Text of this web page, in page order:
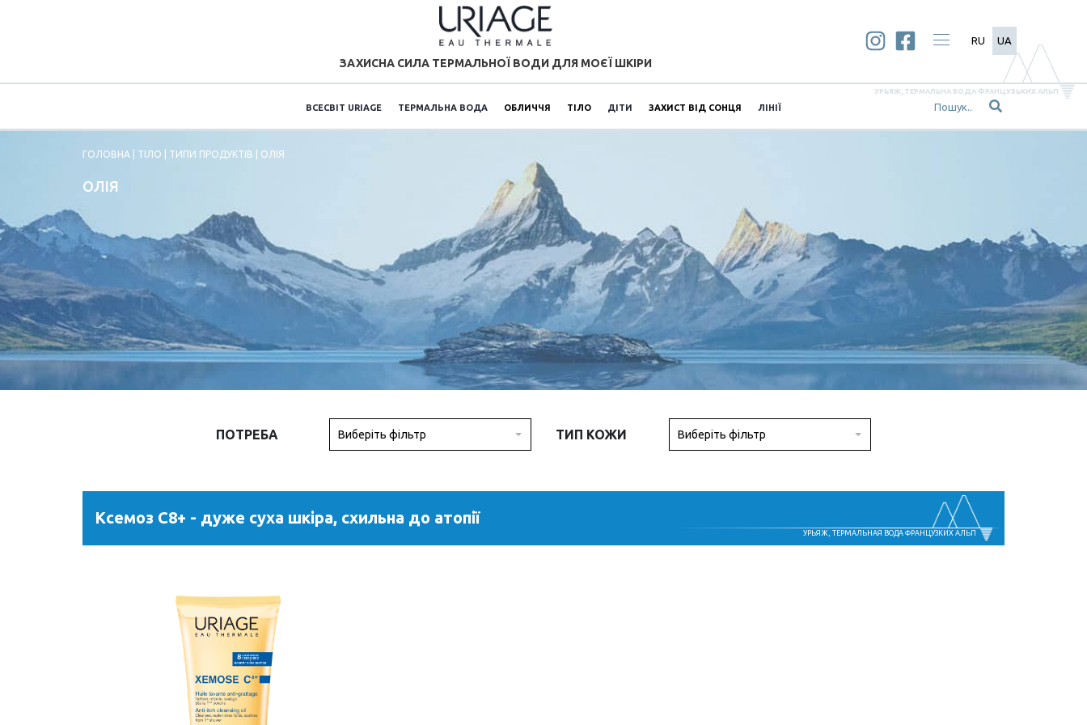
ЗАХИСНА СИЛА ТЕРМАЛЬНОЇ ВОДИ ДЛЯ МОЄЇ ШКІРИ
RU UA
УРЬЯЖ, ТЕРМАЛЬНА ВОДА ФРАНЦУЗЬКИХ АЛЬП
ВСЕСВІТ URIAGE ТЕРМАЛЬНА ВОДА ОБЛИЧЧЯ ТІЛО ДІТИ ЗАХИСТ ВІД СОНЦЯ ЛІНІЇ
ГОЛОВНА | ТІЛО | ТИПИ ПРОДУКТІВ | ОЛІЯ
ОЛІЯ
ПОТРЕБА Виберіть фільтр ТИП КОЖИ Виберіть фільтр
Ксемоз С8+ - дуже суха шкіра, схильна до атопії
УРЬЯЖ, ТЕРМАЛЬНАЯ ВОДА ФРАНЦУЗКИХ АЛЬП